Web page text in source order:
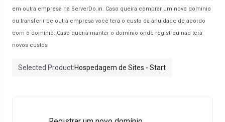
em outra empresa na ServerDo.in. Caso queira comprar um novo domínio
ou transferir de outra empresa você terá o custo da anuidade de acordo
com o domínio. Caso queira manter o domínio onde registrou não terá
novos custos
Selected Product:Hospedagem de Sites - Start